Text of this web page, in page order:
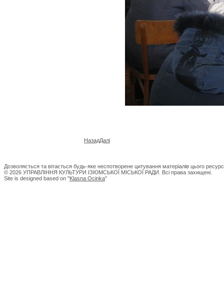
НазадДалі
Дозволяється та вітається будь-яке неспотворене цитування матеріалів цього
© 2026 УПРАВЛІННЯ КУЛЬТУРИ ІЗЮМСЬКОЇ МІСЬКОЇ РАДИ. Всі права захищені.
Site is designed based on "Klasna Ocinka"